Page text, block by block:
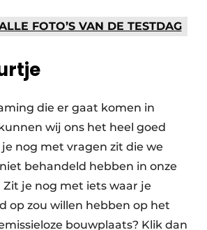
FOTO’S VAN DE TESTDAG
die er gaat komen in
wij ons het heel goed
nog met vragen zit die we
behandeld hebben in onze
Zit je nog met iets waar je
op zou willen hebben op het
bouwplaats? Klik dan